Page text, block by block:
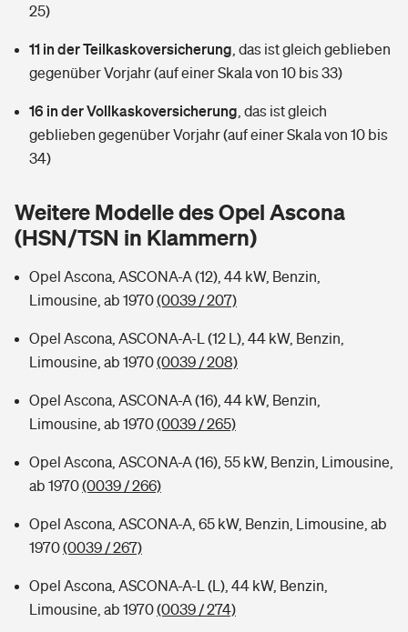
Sie haben Fragen?
Restkreditversicherung
Zur Übersicht
Tools
Wer versichert was: Jetzt Versicherer finden
Sie haben Fragen?
Handyversicherung
Musikinstrumentenversicherung
Zur Übersicht
Tools
Kinderunfall-Check: Mehr Sicherheit für deine Kids
Sie haben Fragen?
Sie haben Fragen?
25)
11 in der Teilkaskoversicherung das ist gleich geblieben
gegenüber Vorjahr (auf einer Skala von 10 bis 33)
16 in der Vollkaskoversicherung das ist gleich
geblieben gegenüber Vorjahr (auf einer Skala von 10 bis
34)
Weitere Modelle des Opel Ascona
(HSN/TSN in Klammern)
Opel Ascona, ASCONA-A (12), 44 kW, Benzin,
Limousine, ab 1970(0039 / 207)
Opel Ascona, ASCONA-A-L (12 L), 44 kW, Benzin,
Limousine, ab 1970(0039 / 208)
Opel Ascona, ASCONA-A (16), 44 kW, Benzin,
Limousine, ab 1970(0039 / 265)
Opel Ascona, ASCONA-A (16), 55 kW, Benzin, Limousine,
ab 1970(0039 / 266)
Opel Ascona, ASCONA-A, 65 kW, Benzin, Limousine, ab
1970(0039 / 267)
Opel Ascona, ASCONA-A-L (L), 44 kW, Benzin,
Limousine, ab 1970(0039 / 274)